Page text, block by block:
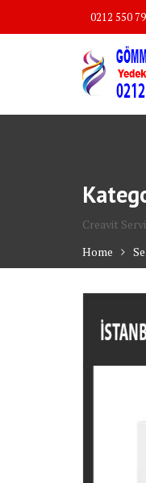
0212 550
Creavit
Home